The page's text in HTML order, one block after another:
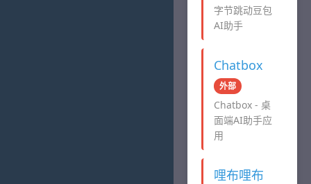
字节跳动豆包
AI助手
Chatbox
外部
Chatbox - 桌
面端AI助手应
用
哩布哩布